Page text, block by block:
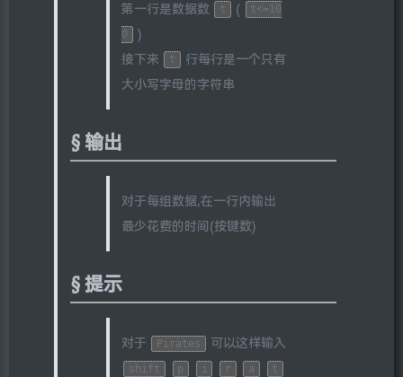
第一行是数据数 t (
t<=10
0
)
接下来
t
行每行是一个只有
大小写字母的字符串
输出
对于每组数据,在一行内输出
最少花费的时间(按键数)
提示
对于 Pirates 可以这样输入
shift p i r a
t